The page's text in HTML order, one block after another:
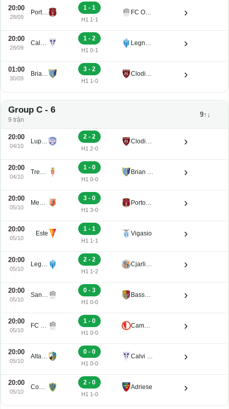
20:00
28/09
Portogruaro
1 - 1
H1 1-1
FC Obermais ›
20:00
28/09
Calvi Noale
1 - 2
H1 0-1
Legnago Salus ›
01:00
30/09
Brian Lignano
3 - 2
H1 1-0
Clodiense ›
Group C - 6
9 trận
9↑↓
20:00
04/10
Luparense
2 - 2
H1 2-0
Clodiense ›
20:00
04/10
Treviso
1 - 0
H1 0-0
Brian Lignano ›
20:00
05/10
Mestre
3 - 0
H1 3-0
Portogruaro ›
20:00
05/10
Este
1 - 1
H1 1-1
Vigasio ›
20:00
05/10
Legnago Salus
2 - 2
H1 1-2
Cjarlins Muzane ›
20:00
05/10
San Luigi
0 - 3
H1 0-0
Bassano Virtus ›
20:00
05/10
FC Obermais
1 - 0
H1 0-0
Campodarsego ›
20:00
05/10
Altavilla
0 - 0
H1 0-0
Calvi Noale ›
20:00
05/10
Conegliano
2 - 0
H1 1-0
Adriese ›